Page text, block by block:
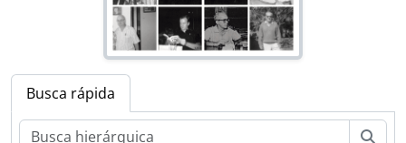
Busca rápida